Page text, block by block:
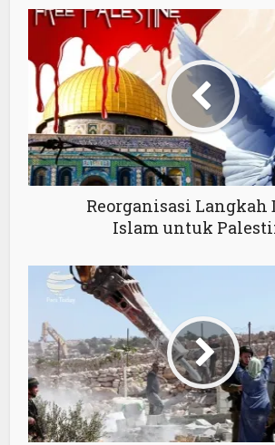
Reorganisasi Langkah
Islam untuk